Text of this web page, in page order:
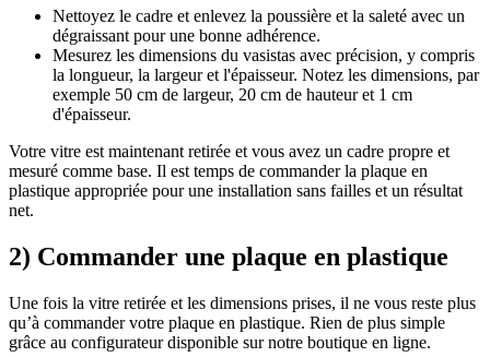
Nettoyez le cadre et enlevez la poussière et la saleté avec un
dégraissant pour une bonne adhérence.
Mesurez les dimensions du vasistas avec précision, y compris
la longueur, la largeur et l'épaisseur. Notez les dimensions, par
exemple 50 cm de largeur, 20 cm de hauteur et 1 cm
d'épaisseur.
Votre vitre est maintenant retirée et vous avez un cadre propre et
mesuré comme base. Il est temps de commander la plaque en
plastique appropriée pour une installation sans failles et un résultat
net.
2) Commander une plaque en plastique
Une fois la vitre retirée et les dimensions prises, il ne vous reste plus
qu’à commander votre plaque en plastique. Rien de plus simple
grâce au configurateur disponible sur notre boutique en ligne.